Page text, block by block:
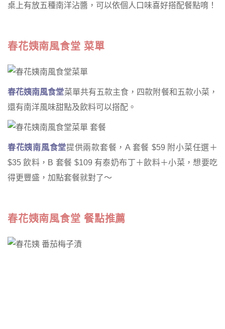
桌上有放五種南洋沾醬，可以依個人口味喜好搭配餐點唷！
春花姨南風食堂 菜單
春花姨南風食堂菜單共有五款主食，四款附餐和五款小菜，
還有南洋風味甜點及飲料可以搭配。
春花姨南風食堂提供兩款套餐，A 套餐 $59 附小菜任選＋
$35 飲料，B 套餐 $109 有泰奶布丁＋飲料＋小菜，想要吃
得更豐盛，加點套餐就對了～
春花姨南風食堂 餐點推薦